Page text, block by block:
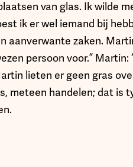
van glas. Ik wilde
ik er wel iemand bij
aanverwante zaken.
persoon voor.” Martin:
lieten er geen gras
meteen handelen; dat is